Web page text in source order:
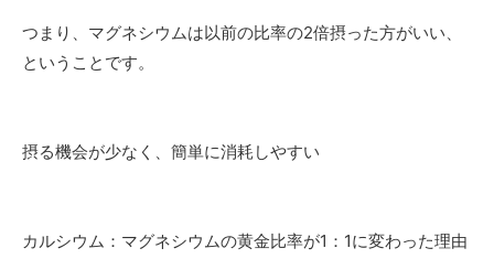
つまり、マグネシウムは以前の比率の2倍摂った方がいい、
ということです。
摂る機会が少なく、簡単に消耗しやすい
カルシウム：マグネシウムの黄金比率が1：1に変わった理由